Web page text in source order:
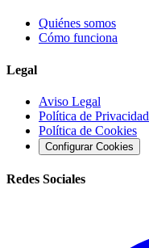
Quiénes somos
Cómo funciona
Legal
Aviso Legal
Política de Privacidad
Política de Cookies
Configurar Cookies
Redes Sociales